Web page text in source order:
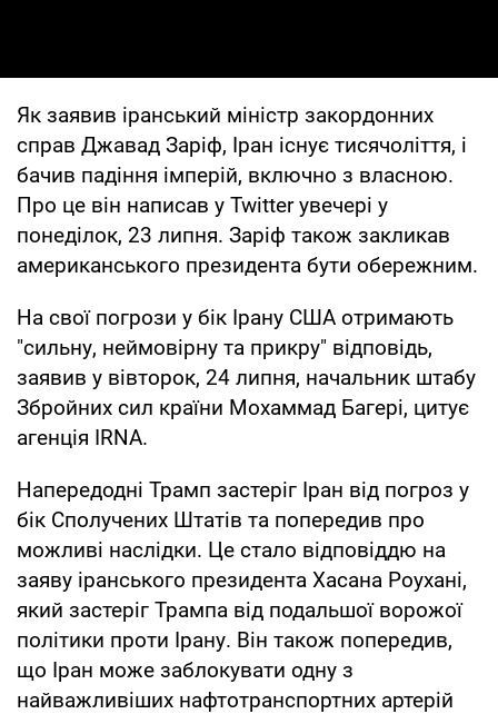
Як заявив іранський міністр закордонних
справ Джавад Заріф, Іран існує тисячоліття, і
бачив падіння імперій, включно з власною.
Про це він написав у Twitter увечері у
понеділок, 23 липня. Заріф також закликав
американського президента бути обережним.
На свої погрози у бік Ірану США отримають
"сильну, неймовірну та прикру" відповідь,
заявив у вівторок, 24 липня, начальник штабу
Збройних сил країни Мохаммад Багері, цитує
агенція IRNA.
Напередодні Трамп застеріг Іран від погроз у
бік Сполучених Штатів та попередив про
можливі наслідки. Це стало відповіддю на
заяву іранського президента Хасана Роухані,
який застеріг Трампа від подальшої ворожої
політики проти Ірану. Він також попередив,
що Іран може заблокувати одну з
найважливіших нафтотранспортних артерій